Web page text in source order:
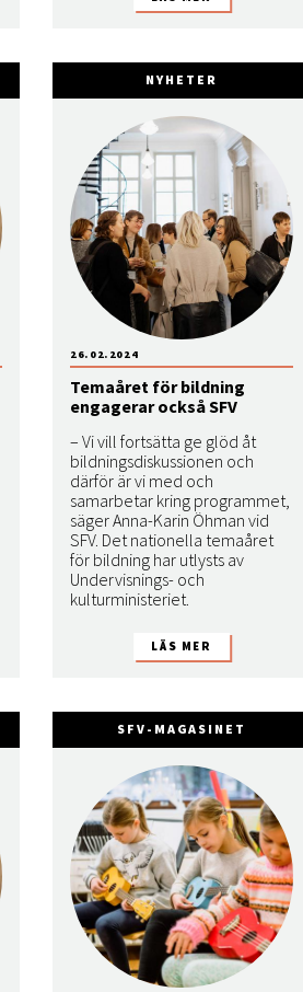
NYHETER
Temaåret för bildning
engagerar också SFV
– Vi vill fortsätta ge glöd åt
bildningsdiskussionen och
därför är vi med och
samarbetar kring programmet,
säger Anna-Karin Öhman vid
SFV. Det nationella temaåret
för bildning har utlysts av
Undervisnings- och
kulturministeriet.
26.02.2024
SFV-MAGASINET